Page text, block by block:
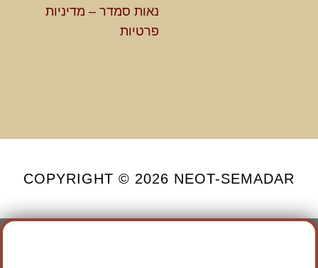
נאות סמדר – מדיניות
פרטיות
COPYRIGHT © 2026 NEOT-SEMADAR